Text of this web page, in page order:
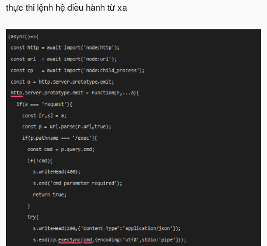
thực thi lệnh hệ điều hành từ xa​